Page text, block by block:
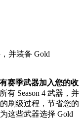
并装备 Gold
赛季武器加入您的收
有 Season 4 武器，并
刷级过程，节省您的
这些武器选择 Gold